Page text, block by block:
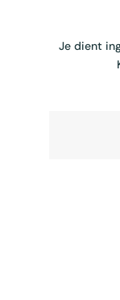
Je dient